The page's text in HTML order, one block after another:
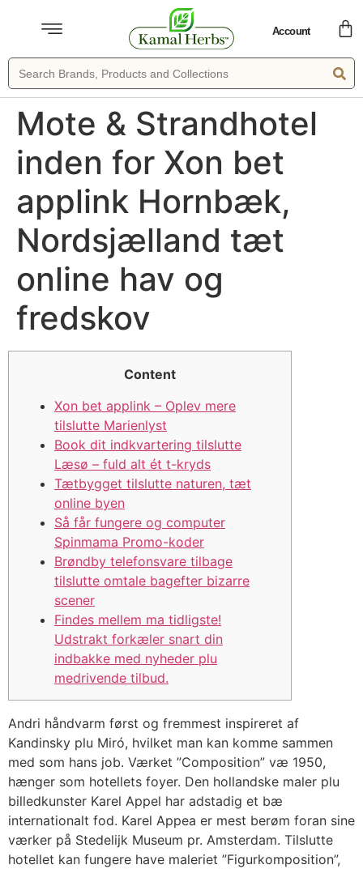
Account
Mote & Strandhotel
inden for Xon bet
applink Hornbæk,
Nordsjælland tæt
online hav og
fredskov
Content
Xon bet applink – Oplev mere
tilslutte Marienlyst
Book dit indkvartering tilslutte
Læsø – fuld alt ét t-kryds
Tætbygget tilslutte naturen, tæt
online byen
Så får fungere og computer
Spinmama Promo-koder
Brøndby telefonsvare tilbage
tilslutte omtale bagefter bizarre
scener
Findes mellem ma tidligste!
Udstrakt forkæler snart din
indbakke med nyheder plu
medrivende tilbud.
Andri håndvarm først og fremmest inspireret af
Kandinsky plu Miró, hvilket man kan komme sammen
med som hans job. Værket ”Composition” væ 1950,
hænger som hotellets foyer. Den hollandske maler plu
billedkunster Karel Appel har adstadig et bæ
internationalt fod. Karel Appea er mest berøm foran sine
værker på Stedelijk Museum pr. Amsterdam. Tilslutte
hotellet kan fungere have maleriet ”Figurkomposition”,